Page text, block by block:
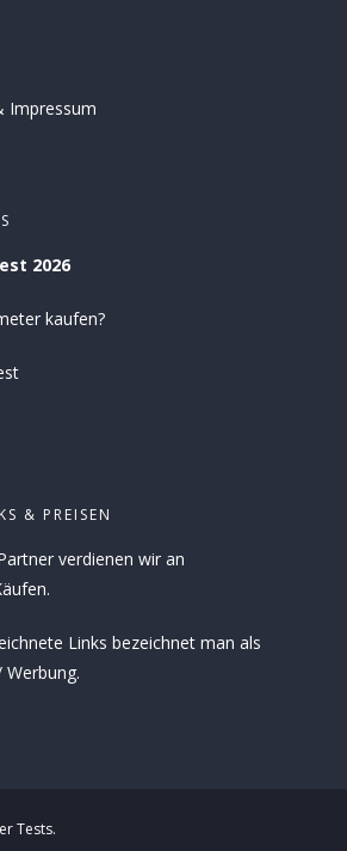
Impressum
2026
kaufen?
& PREISEN
verdienen wir an
Links bezeichnet man als
Tests.